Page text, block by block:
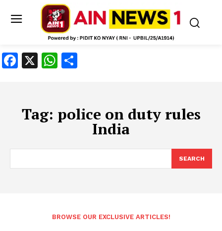
Facebook
X WhatsApp
Tag: police on duty rules
India
SEARCH
BROWSE OUR EXCLUSIVE ARTICLES!